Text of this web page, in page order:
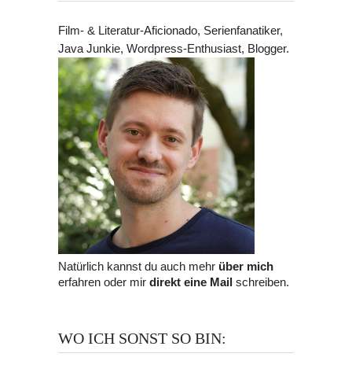
Film- & Literatur-Aficionado, Serienfanatiker,
Java Junkie, Wordpress-Enthusiast, Blogger.
Natürlich kannst du auch mehr über mich
erfahren oder mir direkt eine Mailschreiben.
WO ICH SONST SO BIN: